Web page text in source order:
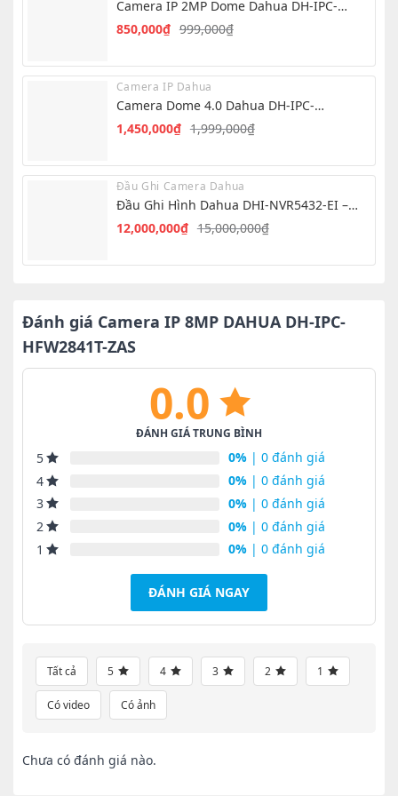
2,500,000₫.
Camera IP 2MP Dome Dahua DH-IPC-
T1E29-A-IL 999,000₫
Giá
là:
999,000₫.
850,000₫
Giá
tại
là:
Camera IP Dahua
Camera Dome 4.0 Dahua DH-IPC-
HDW1439V-A-IL1,999,000₫
Giá
là:
1,999,000₫.
1,450,000₫
Giá
tại
là:
Đầu Ghi Camera Dahua
Đầu Ghi Hình Dahua DHI-NVR5432-EI –
NVR 32 Kênh AI15,000,000₫
Giá
12,000,000₫
Giá
12,000,000₫.
Đánh giá Camera IP 8MP DAHUA DH-IPC-
HFW2841T-ZAS
0.0
ĐÁNH GIÁ TRUNG BÌNH
5 0% | 0 đánh giá
4
0% | 0 đánh giá
3
0% | 0 đánh giá
2
0% | 0 đánh giá
1
0% | 0 đánh giá
ĐÁNH GIÁ NGAY
Tất cả 5 4 3 2 1
Có video Có ảnh
Chưa có đánh giá nào.